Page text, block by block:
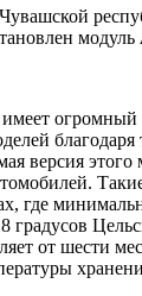
модуль
имеет огромный
благодаря
версия этого
где
градусов
от шести